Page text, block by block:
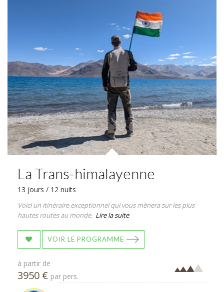
La Trans-himalayenne
13 jours / 12 nuits
Voici un itinéraire exceptionnel qui vous mènera sur les plus
hautes routes au monde. Lire la suite
VOIR LE PROGRAMME
à partir de
3950 € par pers.